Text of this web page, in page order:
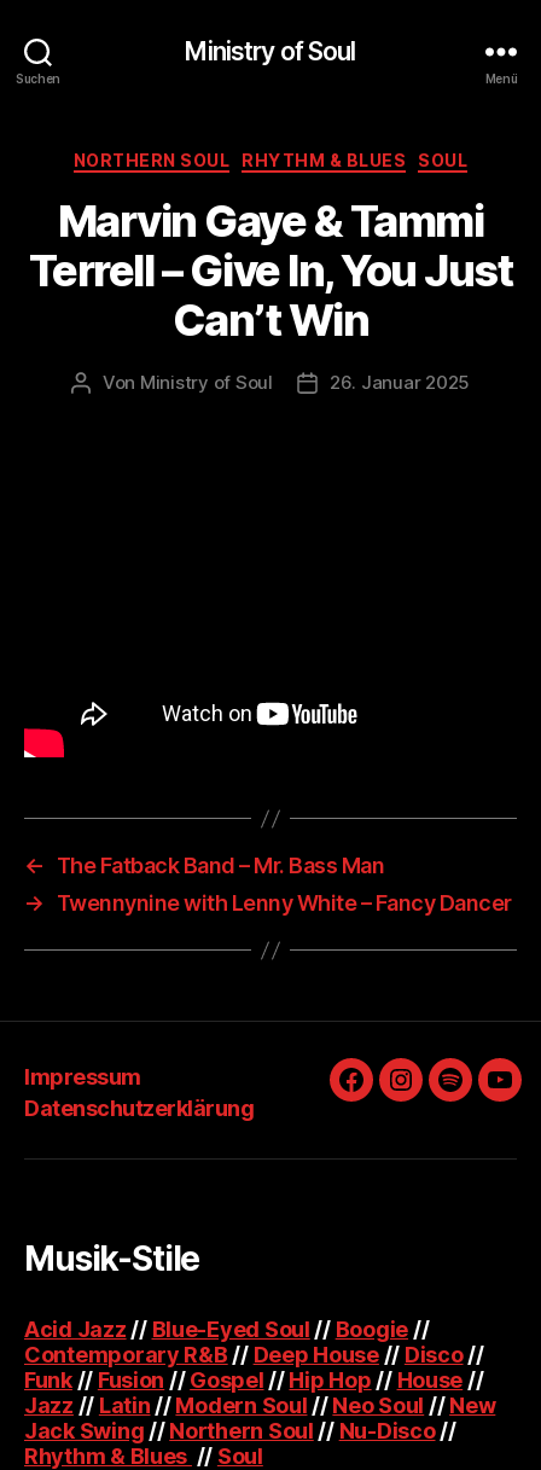
Suchen
Ministry of Soul
Menü
Kategorien
NORTHERN SOUL RHYTHM & BLUES SOUL
Marvin Gaye & Tammi
Terrell – Give In, You Just
Can’t Win
Beitragsautor
Von Ministry of Soul Veröffentlichungsdatum
26. Januar 2025
←
The Fatback Band – Mr. Bass Man
→
Twennynine with Lenny White – Fancy Dancer
Impressum
Datenschutzerklärung
FacebookInstagram
Spotify
Musik-Stile
Acid Jazz // Blue-Eyed Soul // Boogie //
Contemporary R&B // Deep House// Disco//
Funk// Fusion //Gospel //Hip Hop // House //
Jazz // Latin //Modern Soul //Neo Soul //New
Jack Swing //Northern Soul // Nu-Disco//
Rhythm & Blues // Soul